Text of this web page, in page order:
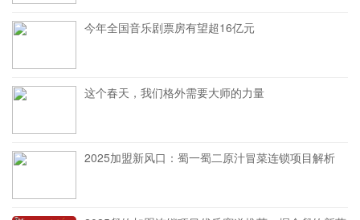
今年全国音乐剧票房有望超16亿元
这个春天，我们格外需要大师的力量
2025加盟新风口：蜀一蜀二原汁冒菜连锁项目解析